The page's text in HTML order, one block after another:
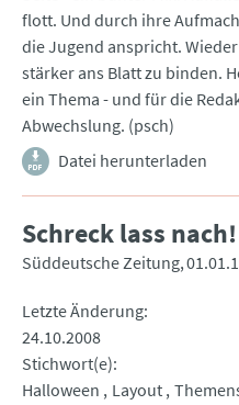
flott. Und durch ihre
die Jugend anspricht.
stärker ans Blatt zu binden.
ein Thema - und für die
Abwechslung. (psch)
Datei herunterladen
Schreck lass nach!
Süddeutsche Zeitung
Letzte Änderung
24.10.2008
Stichwort(e)
Halloween
Layout